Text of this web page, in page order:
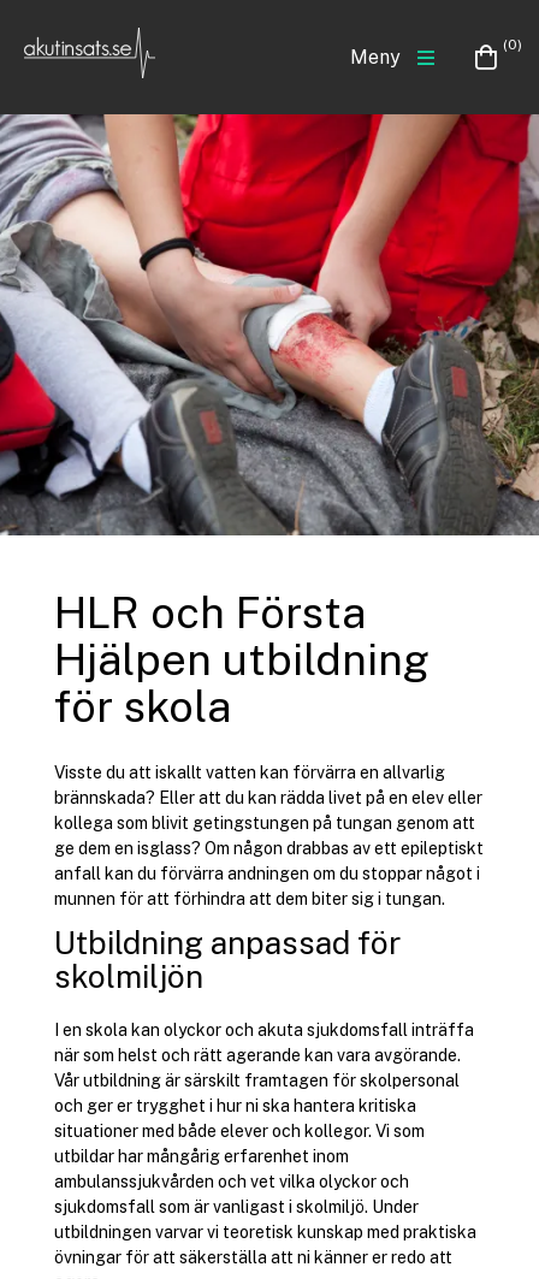
Meny
(0)
HLR och Första
Hjälpen utbildning
för skola
Visste du att iskallt vatten kan förvärra en allvarlig
brännskada? Eller att du kan rädda livet på en elev eller
kollega som blivit getingstungen på tungan genom att
ge dem en isglass? Om någon drabbas av ett epileptiskt
anfall kan du förvärra andningen om du stoppar något i
munnen för att förhindra att dem biter sig i tungan.
Utbildning anpassad för
skolmiljön
I en skola kan olyckor och akuta sjukdomsfall inträffa
när som helst och rätt agerande kan vara avgörande.
Vår utbildning är särskilt framtagen för skolpersonal
och ger er trygghet i hur ni ska hantera kritiska
situationer med både elever och kollegor. Vi som
utbildar har mångårig erfarenhet inom
ambulanssjukvården och vet vilka olyckor och
sjukdomsfall som är vanligast i skolmiljö. Under
utbildningen varvar vi teoretisk kunskap med praktiska
övningar för att säkerställa att ni känner er redo att